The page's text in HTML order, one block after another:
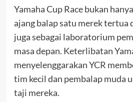
Yamaha Cup Race bukan
ajang balap satu merek tertua
juga sebagai laboratorium
masa depan. Keterlibatan
menyelenggarakan YCR
tim kecil dan pembalap muda
taji mereka.